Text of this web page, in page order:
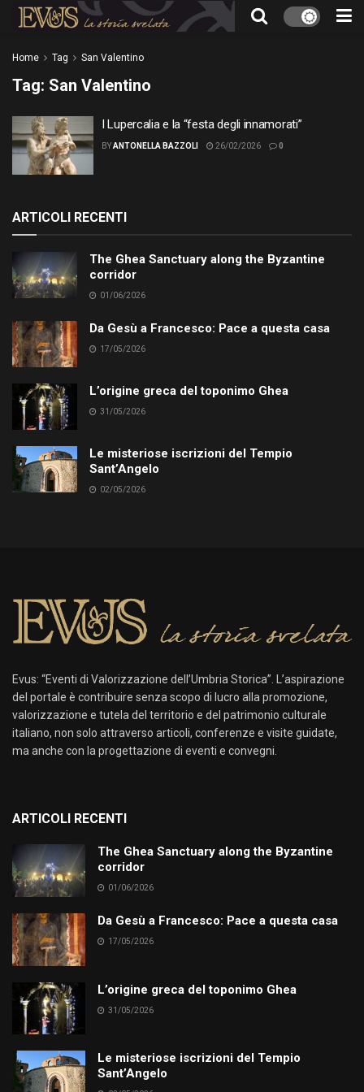
Home Tag San Valentino
Tag: San Valentino
I Lupercalia e la “festa degli innamorati”
BYANTONELLA BAZZOLI 26/02/2026 0
ARTICOLI RECENTI
The Ghea Sanctuary along the Byzantine
corridor
01/06/2026
Da Gesù a Francesco: Pace a questa casa
17/05/2026
L’origine greca del toponimo Ghea
31/05/2026
Le misteriose iscrizioni del Tempio
Sant’Angelo
02/05/2026
Evus: “Eventi di Valorizzazione dell’Umbria Storica”. L’aspirazione
del portale è contribuire senza scopo di lucro alla promozione,
valorizzazione e tutela del territorio e del patrimonio culturale
italiano, non solo attraverso articoli, conferenze e visite guidate,
ma anche con la progettazione di eventi e convegni.
ARTICOLI RECENTI
The Ghea Sanctuary along the Byzantine
corridor
01/06/2026
Da Gesù a Francesco: Pace a questa casa
17/05/2026
L’origine greca del toponimo Ghea
31/05/2026
Le misteriose iscrizioni del Tempio
Sant’Angelo